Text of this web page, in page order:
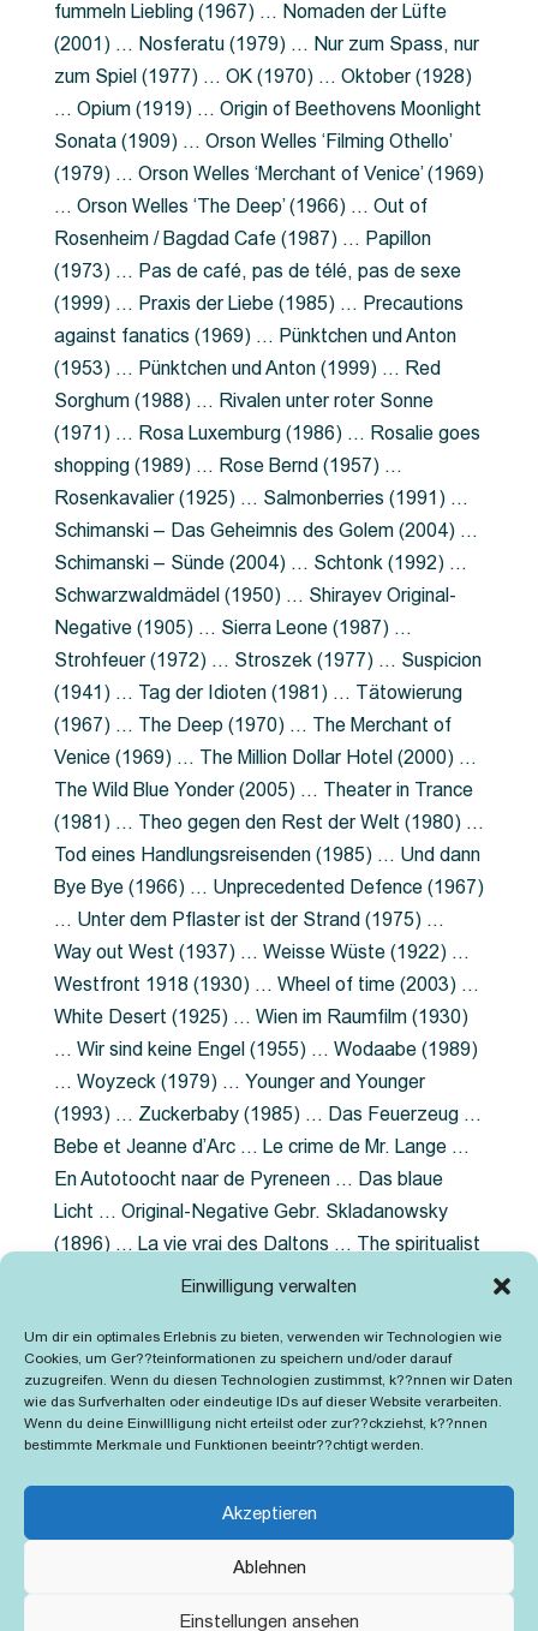
Einwilligung verwalten
Um dir ein optimales Erlebnis zu bieten, verwenden wir Technologien wie
Cookies, um Ger??teinformationen zu speichern und/oder darauf
zuzugreifen. Wenn du diesen Technologien zustimmst, k??nnen wir Daten
wie das Surfverhalten oder eindeutige IDs auf dieser Website verarbeiten.
Wenn du deine Einwillligung nicht erteilst oder zur??ckziehst, k??nnen
bestimmte Merkmale und Funktionen beeintr??chtigt werden.
Akzeptieren
Ablehnen
Einstellungen ansehen
fummeln Liebling (1967) … Nomaden der Lüfte
(2001) … Nosferatu (1979) … Nur zum Spass, nur
zum Spiel (1977) … OK (1970) … Oktober (1928)
… Opium (1919) … Origin of Beethovens Moonlight
Sonata (1909) … Orson Welles ‘Filming Othello’
(1979) … Orson Welles ‘Merchant of Venice’ (1969)
… Orson Welles ‘The Deep’ (1966) … Out of
Rosenheim / Bagdad Cafe (1987) … Papillon
(1973) … Pas de café, pas de télé, pas de sexe
(1999) … Praxis der Liebe (1985) … Precautions
against fanatics (1969) … Pünktchen und Anton
(1953) … Pünktchen und Anton (1999) … Red
Sorghum (1988) … Rivalen unter roter Sonne
(1971) … Rosa Luxemburg (1986) … Rosalie goes
shopping (1989) … Rose Bernd (1957) …
Rosenkavalier (1925) … Salmonberries (1991) …
Schimanski – Das Geheimnis des Golem (2004) …
Schimanski – Sünde (2004) … Schtonk (1992) …
Schwarzwaldmädel (1950) … Shirayev Original-
Negative (1905) … Sierra Leone (1987) …
Strohfeuer (1972) … Stroszek (1977) … Suspicion
(1941) … Tag der Idioten (1981) … Tätowierung
(1967) … The Deep (1970) … The Merchant of
Venice (1969) … The Million Dollar Hotel (2000) …
The Wild Blue Yonder (2005) … Theater in Trance
(1981) … Theo gegen den Rest der Welt (1980) …
Tod eines Handlungsreisenden (1985) … Und dann
Bye Bye (1966) … Unprecedented Defence (1967)
… Unter dem Pflaster ist der Strand (1975) …
Way out West (1937) … Weisse Wüste (1922) …
Westfront 1918 (1930) … Wheel of time (2003) …
White Desert (1925) … Wien im Raumfilm (1930)
… Wir sind keine Engel (1955) … Wodaabe (1989)
… Woyzeck (1979) … Younger and Younger
(1993) … Zuckerbaby (1985) … Das Feuerzeug …
Bebe et Jeanne d’Arc … Le crime de Mr. Lange …
En Autotoocht naar de Pyreneen … Das blaue
Licht … Original-Negative Gebr. Skladanowsky
(1896) … La vie vrai des Daltons … The spiritualist
photographer … Feuer im Fjord … The Song of the
Grubenlampe … Tolstoy … Grün ist die Heide …
Lady Hamilton … Mütter verzaget nicht …
Ruttmann Werbefilme